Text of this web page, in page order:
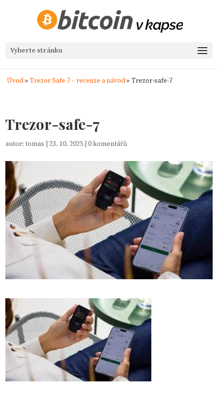
Vyberte stránku
Úvod» Trezor Safe 7 – recenze a návod» Trezor-safe-7
Trezor-safe-7
autor:tomas |23. 10. 2025 |0 komentářů